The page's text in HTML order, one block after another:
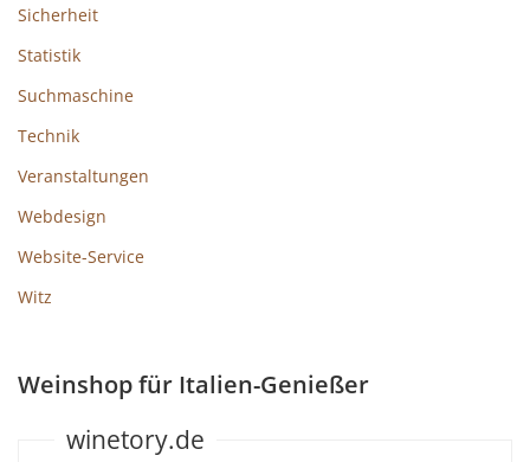
Sicherheit
Statistik
Suchmaschine
Technik
Veranstaltungen
Webdesign
Website-Service
Witz
Weinshop für Italien-Genießer
winetory.de